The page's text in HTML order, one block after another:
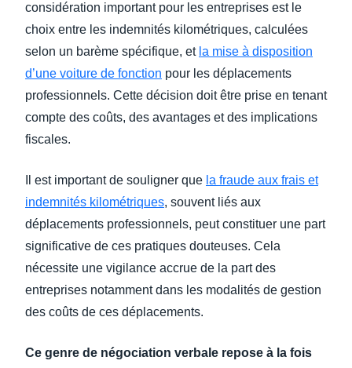
considération important pour les entreprises est le
choix entre les indemnités kilométriques, calculées
selon un barème spécifique, et la mise à disposition
d’une voiture de fonction pour les déplacements
professionnels. Cette décision doit être prise en tenant
compte des coûts, des avantages et des implications
fiscales.
Il est important de souligner que la fraude aux frais et
indemnités kilométriques, souvent liés aux
déplacements professionnels, peut constituer une part
significative de ces pratiques douteuses. Cela
nécessite une vigilance accrue de la part des
entreprises notamment dans les modalités de gestion
des coûts de ces déplacements.
Ce genre de négociation verbale repose à la fois